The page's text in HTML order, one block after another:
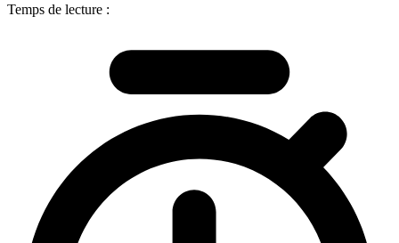
Temps de lecture :